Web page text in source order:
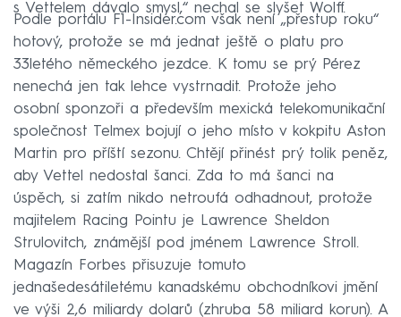
s Vettelem dávalo smysl,“ nechal se slyšet Wolff.
Podle portálu F1-Insider.com však není „přestup roku“
hotový, protože se má jednat ještě o platu pro
33letého německého jezdce. K tomu se prý Pérez
nenechá jen tak lehce vystrnadit. Protože jeho
osobní sponzoři a především mexická telekomunikační
společnost Telmex bojují o jeho místo v kokpitu Aston
Martin pro příští sezonu. Chtějí přinést prý tolik peněz,
aby Vettel nedostal šanci. Zda to má šanci na
úspěch, si zatím nikdo netroufá odhadnout, protože
majitelem Racing Pointu je Lawrence Sheldon
Strulovitch, známější pod jménem Lawrence Stroll.
Magazín Forbes přisuzuje tomuto
jednašedesátiletému kanadskému obchodníkovi jmění
ve výši 2,6 miliardy dolarů (zhruba 58 miliard korun). A